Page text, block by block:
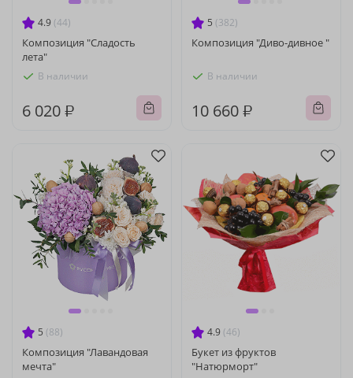
4.9 (44)
Композиция "Сладость
лета"
В наличии
6 020 ₽
5 (382)
Композиция "Диво-дивное "
В наличии
10 660 ₽
5 (88)
Композиция "Лавандовая
мечта"
4.9 (46)
Букет из фруктов
"Натюрморт"